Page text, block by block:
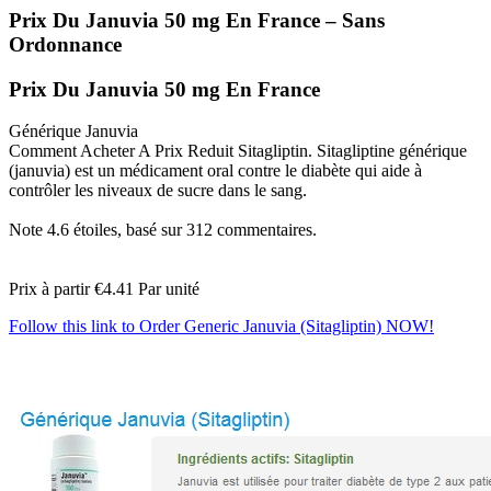
Prix Du Januvia 50 mg En France – Sans
Ordonnance
Prix Du Januvia 50 mg En France
Générique Januvia
Comment Acheter A Prix Reduit Sitagliptin. Sitagliptine générique
(januvia) est un médicament oral contre le diabète qui aide à
contrôler les niveaux de sucre dans le sang.
Note 4.6 étoiles, basé sur312 commentaires.
Prix à partir€4.41 Par unité
Follow this link to Order Generic Januvia (Sitagliptin) NOW!